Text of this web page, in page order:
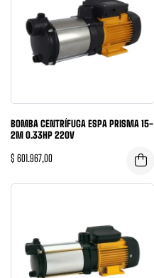
BOMBA CENTRÍFUGA ESPA PRISMA 15-
2M 0.33HP 220V
$ 601.967,00